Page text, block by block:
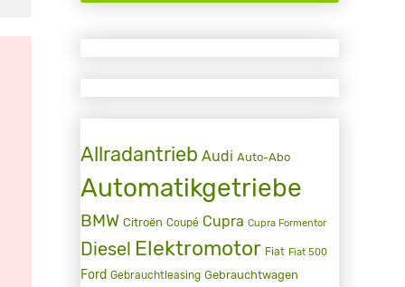
Allradantrieb Audi Auto-Abo
Automatikgetriebe
BMW Citroën Coupé Cupra Cupra Formentor
Diesel Elektromotor Fiat Fiat 500
Ford Gebrauchtleasing Gebrauchtwagen